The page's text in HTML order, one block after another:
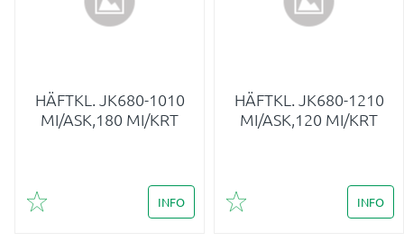
HÄFTKL. JK680-1010
MI/ASK,180 MI/KRT
Lägg till i favoriter
INFO
HÄFTKL. JK680-1210
MI/ASK,120 MI/KRT
Lägg till i favoriter
INFO